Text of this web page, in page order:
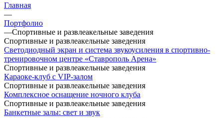
Главная
—
Портфолио
—Спортивные и развлеакельные заведения
Спортивные и развлеакельные заведения
Светодиодный экран и система звукоусиления в спортивно-
тренировочном центре «Ставрополь Арена»
Спортивные и развлеакельные заведения
Караоке-клуб с VIP-залом
Спортивные и развлеакельные заведения
Комплексное оснащение ночного клуба
Спортивные и развлеакельные заведения
Банкетные залы: свет и звук